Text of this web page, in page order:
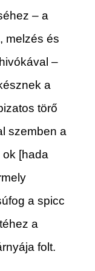
– a
melzés és
–
a
törő
szemben a
[hada
a spicc
a
folt.